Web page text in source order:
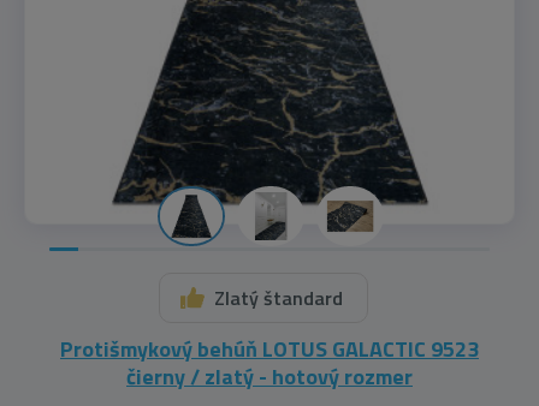
Zlatý štandard
Protišmykový behúň LOTUS GALACTIC 9523
čierny / zlatý - hotový rozmer